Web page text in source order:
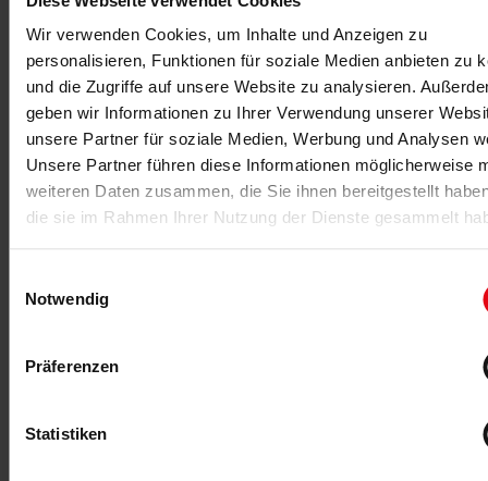
Wir verwenden Cookies, um Inhalte und Anzeigen zu
personalisieren, Funktionen für soziale Medien anbieten zu
und die Zugriffe auf unsere Website zu analysieren.
geben wir Informationen zu Ihrer Verwendung unserer
unsere Partner für soziale Medien, Werbung und Analysen
Unsere Partner führen diese Informationen möglicherweise
weiteren Daten zusammen, die Sie ihnen bereitgestellt
die sie im Rahmen Ihrer Nutzung der Dienste gesammelt
Notwendig
Präferenzen
Statistiken
Vorstellung der workstation m.ove und
Hintergrundinformationen zum Wirkprinzip von
Medizinischer EMS.
MEHR >
Verbundpartnertreffen 2023